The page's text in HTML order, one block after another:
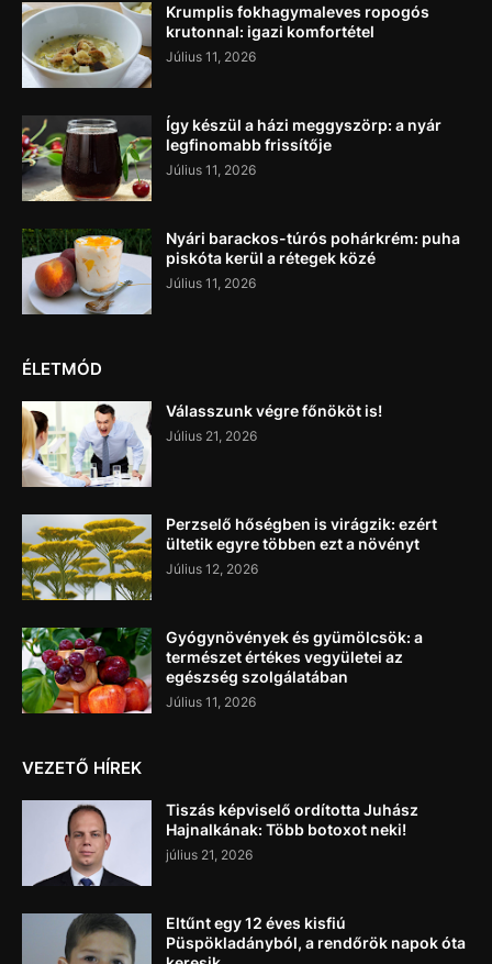
Krumplis fokhagymaleves ropogós
krutonnal: igazi komfortétel
Július 11, 2026
Így készül a házi meggyszörp: a nyár
legfinomabb frissítője
Július 11, 2026
Nyári barackos-túrós pohárkrém: puha
piskóta kerül a rétegek közé
Július 11, 2026
ÉLETMÓD
Válasszunk végre főnököt is!
Július 21, 2026
Perzselő hőségben is virágzik: ezért
ültetik egyre többen ezt a növényt
Július 12, 2026
Gyógynövények és gyümölcsök: a
természet értékes vegyületei az
egészség szolgálatában
Július 11, 2026
VEZETŐ HÍREK
Tiszás képviselő ordította Juhász
Hajnalkának: Több botoxot neki!
július 21, 2026
Eltűnt egy 12 éves kisfiú
Püspökladányból, a rendőrök napok óta